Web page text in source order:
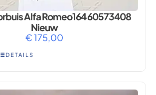
Alfa Romeo164 60573408
Nieuw
€175,00
DETAILS